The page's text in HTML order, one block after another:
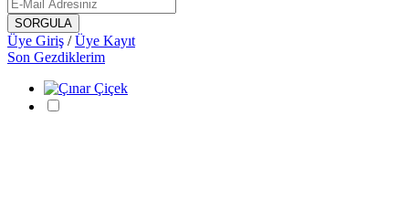
Üye Giriş /Üye Kayıt
Son Gezdiklerim